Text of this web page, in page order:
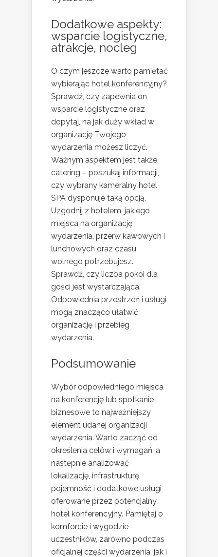
Dodatkowe aspekty:
wsparcie logistyczne,
atrakcje, nocleg
O czym jeszcze warto pamiętać
wybierając hotel konferencyjny?
Sprawdź, czy zapewnia on
wsparcie logistyczne oraz
dopytaj, na jak duży wkład w
organizację Twojego
wydarzenia możesz liczyć.
Ważnym aspektem jest także
catering – poszukaj informacji,
czy wybrany kameralny hotel
SPA dysponuje taką opcją.
Uzgodnij z hotelem, jakiego
miejsca na organizację
wydarzenia, przerw kawowych i
lunchowych oraz czasu
wolnego potrzebujesz.
Sprawdź, czy liczba pokoi dla
gości jest wystarczająca.
Odpowiednia przestrzeń i usługi
mogą znacząco ułatwić
organizację i przebieg
wydarzenia.
Podsumowanie
Wybór odpowiedniego miejsca
na konferencję lub spotkanie
biznesowe to najważniejszy
element udanej organizacji
wydarzenia. Warto zacząć od
określenia celów i wymagań, a
następnie analizować
lokalizację, infrastrukturę,
pojemność i dodatkowe usługi
oferowane przez potencjalny
hotel konferencyjny. Pamiętaj o
komforcie i wygodzie
uczestników, zarówno podczas
oficjalnej części wydarzenia, jak i